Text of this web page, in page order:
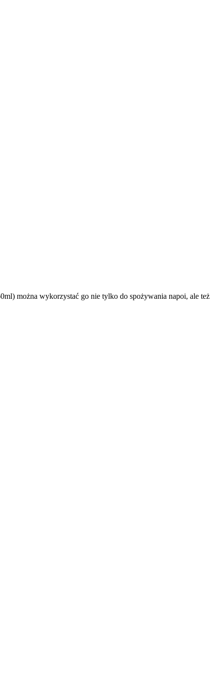
można wykorzystać go nie tylko do spożywania napoi, ale też